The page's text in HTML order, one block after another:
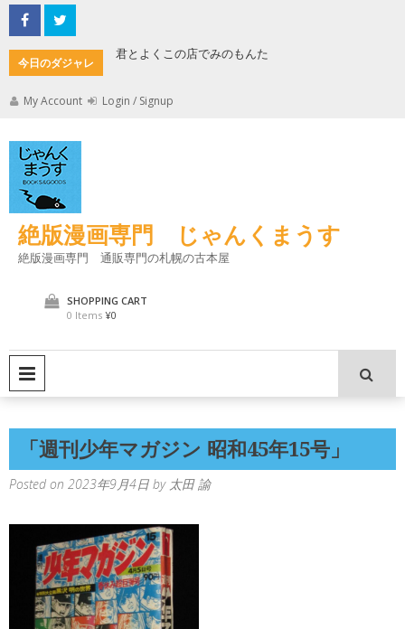
Skip
to
content
今日のダジャレ
君とよくこの店でみのもんた
My Account Login / Signup
絶版漫画専門 じゃんくまうす
絶版漫画専門 通販専門の札幌の古本屋
SHOPPING CART
0 Items ¥0
「週刊少年マガジン 昭和45年15号」
Posted on 2023年9月4日 by 太田 諭